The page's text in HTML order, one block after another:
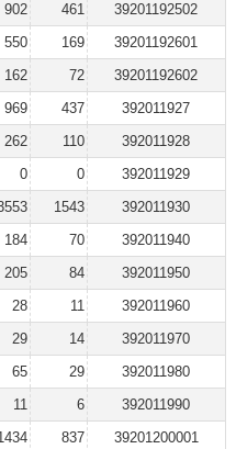
902 461
39201192502
550 169
39201192601
162 72
39201192602
969 437
392011927
262 110
392011928
0 0
392011929
1543
392011930
184 70
392011940
205 84
392011950
28 11
392011960
29 14
392011970
65 29
392011980
11 6
392011990
837
39201200001